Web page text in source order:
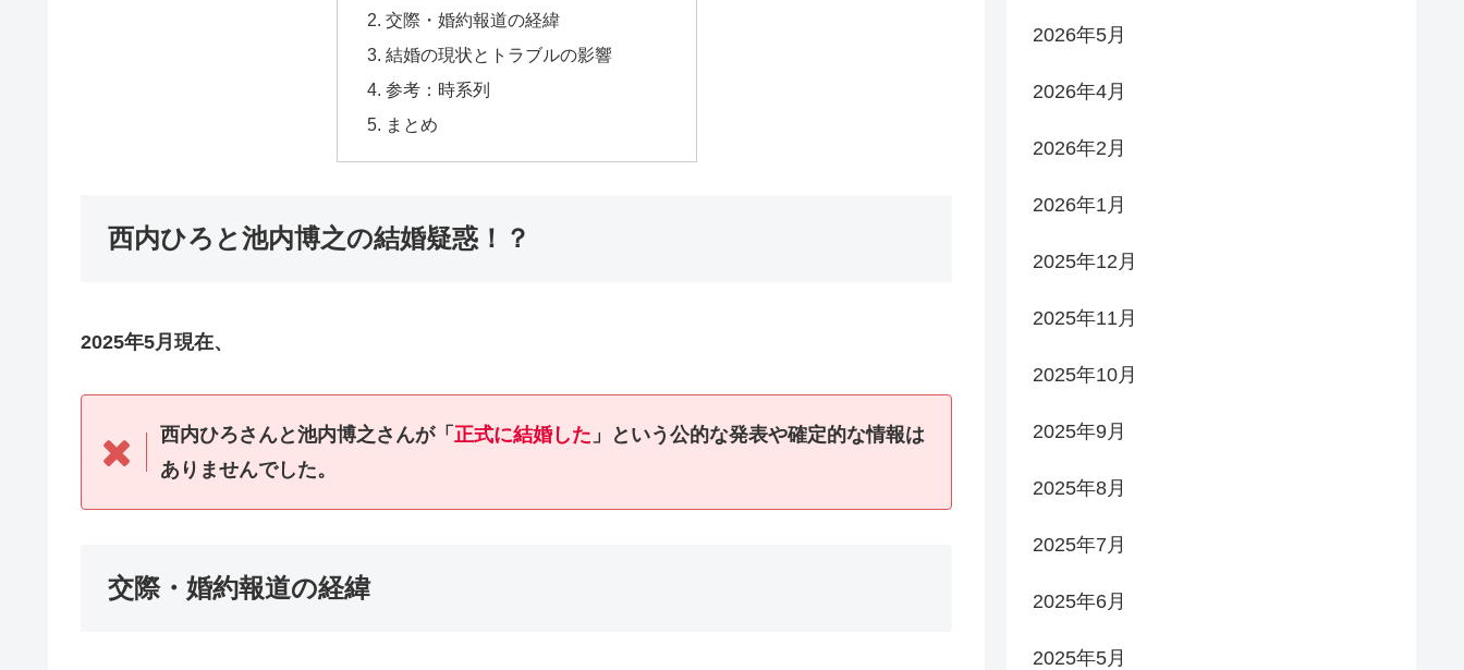
交際・婚約報道の経緯
結婚の現状とトラブルの影響
参考：時系列
まとめ
西内ひろと池内博之の結婚疑惑！？
2025年5月現在、
西内ひろさんと池内博之さんが「 正式に結婚した 」という公的な発表や確定的な情報は
ありませんでした。
交際・婚約報道の経緯
2026年5月
2026年4月
2026年2月
2026年1月
2025年12月
2025年11月
2025年10月
2025年9月
2025年8月
2025年7月
2025年6月
2025年5月